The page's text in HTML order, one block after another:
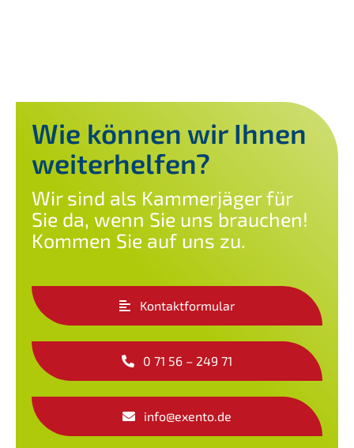
Wie können wir Ihnen
weiterhelfen?
Wir sind als Kammerjäger für
Sie da, wenn Sie uns brauchen!
Kommen Sie auf uns zu.
Kontaktformular
0 71 56 – 249 71
info@exento.de